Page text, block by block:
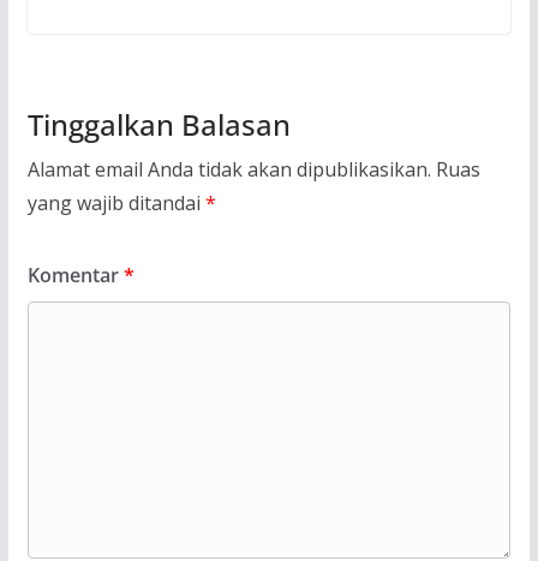
Tinggalkan Balasan
Alamat email Anda tidak akan dipublikasikan. Ruas
yang wajib ditandai *
Komentar*